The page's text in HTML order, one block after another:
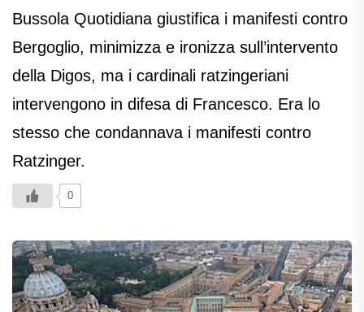
Bussola Quotidiana giustifica i manifesti contro
Bergoglio, minimizza e ironizza sull’intervento
della Digos, ma i cardinali ratzingeriani
intervengono in difesa di Francesco. Era lo
stesso che condannava i manifesti contro
Ratzinger.
0